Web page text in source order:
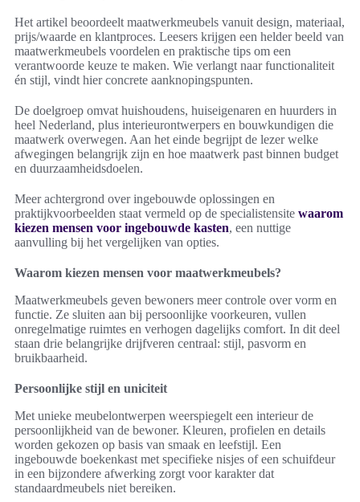
Het artikel beoordeelt maatwerkmeubels vanuit design, materiaal,
prijs/waarde en klantproces. Leesers krijgen een helder beeld van
maatwerkmeubels voordelen en praktische tips om een
verantwoorde keuze te maken. Wie verlangt naar functionaliteit
én stijl, vindt hier concrete aanknopingspunten.
De doelgroep omvat huishoudens, huiseigenaren en huurders in
heel Nederland, plus interieurontwerpers en bouwkundigen die
maatwerk overwegen. Aan het einde begrijpt de lezer welke
afwegingen belangrijk zijn en hoe maatwerk past binnen budget
en duurzaamheidsdoelen.
Meer achtergrond over ingebouwde oplossingen en
praktijkvoorbeelden staat vermeld op de specialistensite waarom
kiezen mensen voor ingebouwde kasten, een nuttige
aanvulling bij het vergelijken van opties.
Waarom kiezen mensen voor maatwerkmeubels?
Maatwerkmeubels geven bewoners meer controle over vorm en
functie. Ze sluiten aan bij persoonlijke voorkeuren, vullen
onregelmatige ruimtes en verhogen dagelijks comfort. In dit deel
staan drie belangrijke drijfveren centraal: stijl, pasvorm en
bruikbaarheid.
Persoonlijke stijl en uniciteit
Met unieke meubelontwerpen weerspiegelt een interieur de
persoonlijkheid van de bewoner. Kleuren, profielen en details
worden gekozen op basis van smaak en leefstijl. Een
ingebouwde boekenkast met specifieke nisjes of een schuifdeur
in een bijzondere afwerking zorgt voor karakter dat
standaardmeubels niet bereiken.